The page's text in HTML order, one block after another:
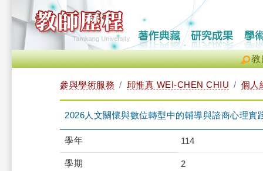
教
參與學術服務 邱惟真 WEI-CHEN CHIU 個人
2026人文關懷與數位轉型中的輔導與諮商心理實
學年 114
學期 2